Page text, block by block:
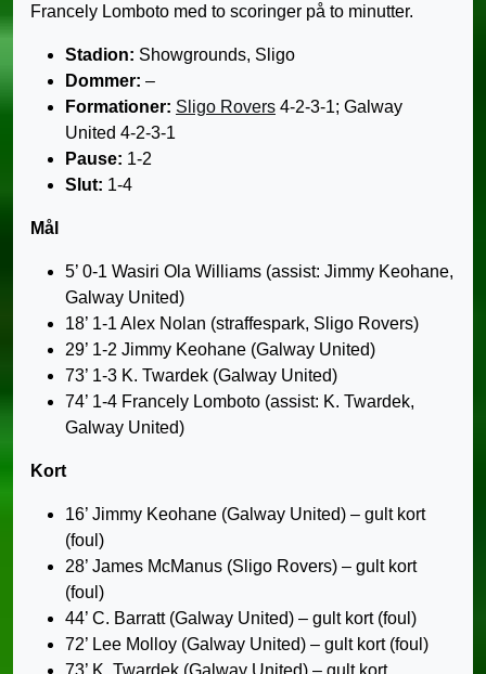
Francely Lomboto med to scoringer på to minutter.
Stadion: Showgrounds, Sligo
Dommer: –
Formationer: Sligo Rovers 4-2-3-1; Galway
United 4-2-3-1
Pause: 1-2
Slut: 1-4
Mål
5’ 0-1 Wasiri Ola Williams (assist: Jimmy Keohane,
Galway United)
18’ 1-1 Alex Nolan (straffespark, Sligo Rovers)
29’ 1-2 Jimmy Keohane (Galway United)
73’ 1-3 K. Twardek (Galway United)
74’ 1-4 Francely Lomboto (assist: K. Twardek,
Galway United)
Kort
16’ Jimmy Keohane (Galway United) – gult kort
(foul)
28’ James McManus (Sligo Rovers) – gult kort
(foul)
44’ C. Barratt (Galway United) – gult kort (foul)
72’ Lee Molloy (Galway United) – gult kort (foul)
73’ K. Twardek (Galway United) – gult kort